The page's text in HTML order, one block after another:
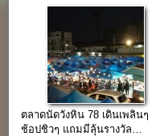
ตลาดนัดวังหิน 78 เดินเพลินๆ
ช้อปชิวๆ แถมมีลุ้นรางวัล…